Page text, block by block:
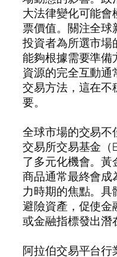
大法律變化可能
票價值。關注全
投資者為所選市場
能夠根據需要準
資源的完全互動
交易方法，這在不
要。
全球市場的交易不
交易所交易基金（
了多元化機會。
商品通常最終會成
力時期的焦點。
避險資產，促使金
或金融指標發出潛
阿拉伯交易平台